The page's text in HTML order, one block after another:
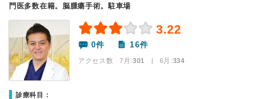
門医多数在籍。脳腫瘍手術。駐車場
3.22
0件 16件
アクセス数 7月:301 | 6月:334
診療科目：